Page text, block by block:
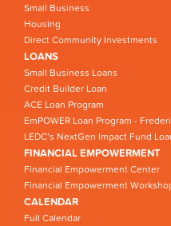
Small Business
Housing
Direct Community Investments
LOANS
Small Business Loans
Credit Builder Loan
ACE Loan Program
EmPOWER Loan Program -
LEDC’s NextGen Impact Fund
FINANCIAL EMPOWERMENT
Financial Empowerment Center
Financial Empowerment
CALENDAR
Full Calendar